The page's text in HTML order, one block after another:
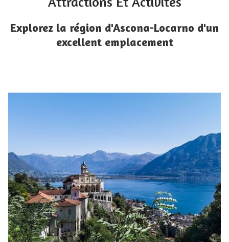
Explorez la région d'Ascona-Locarno d'un
excellent emplacement